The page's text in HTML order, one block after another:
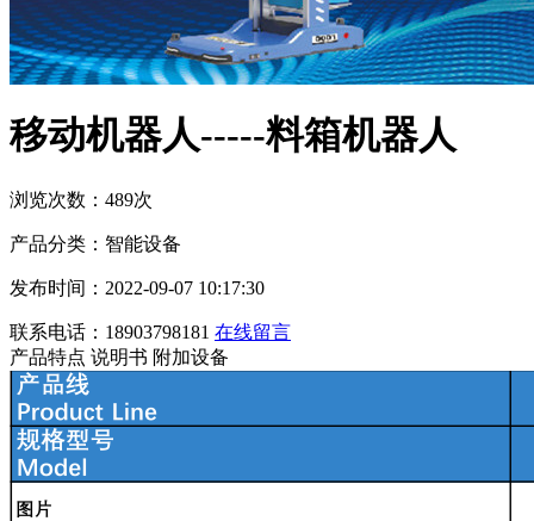
移动机器人-----料箱机器人
浏览次数：489次
产品分类：智能设备
发布时间：2022-09-07 10:17:30
联系电话：18903798181 在线留言
产品特点 说明书 附加设备